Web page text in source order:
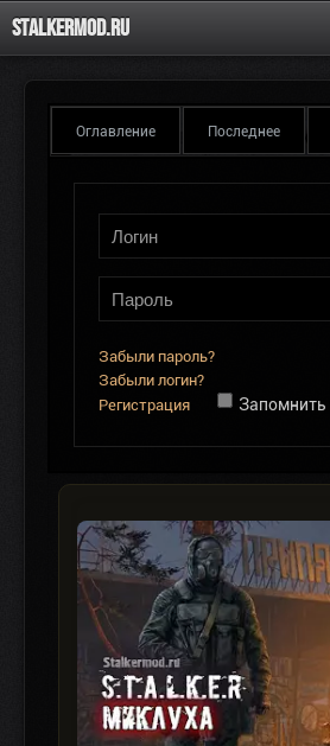
Stalkermod.ru
Оглавление Последнее
Забыли пароль?
Забыли логин?
Регистрация
Запомнить